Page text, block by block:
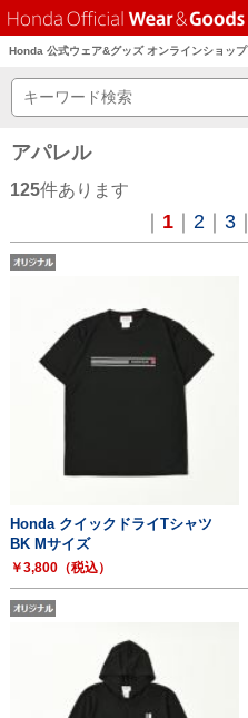
Honda 公式ウェア&グッズ オンラインショップ
アパレル
125件あります
1｜ 2｜ 3｜
Honda クイックドライTシャツ
BK Mサイズ
￥3,800（税込）